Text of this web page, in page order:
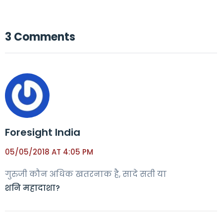
3 Comments
Foresight India
05/05/2018 AT 4:05 PM
गुरुजी कौन अधिक खतरनाक है, सादे सती या
शनि महादाशा?